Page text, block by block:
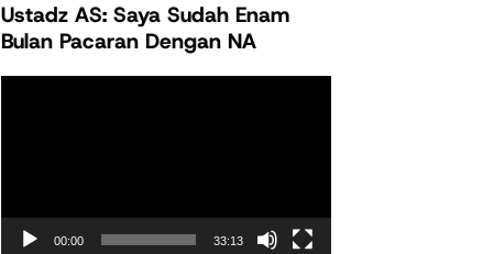
Ustadz AS: Saya Sudah Enam
Bulan Pacaran Dengan NA
00:00 33:13